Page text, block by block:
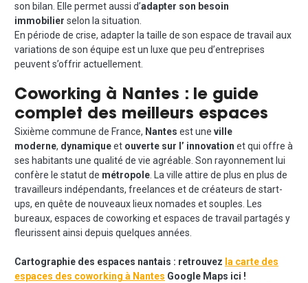
son bilan. Elle permet aussi d’adapter son besoin
immobilier selon la situation.
En période de crise, adapter la taille de son espace de travail aux
variations de son équipe est un luxe que peu d’entreprises
peuvent s’offrir actuellement.
Coworking à Nantes : le guide
complet des meilleurs espaces
Sixième commune de France, Nantes est une ville
moderne, dynamiqueet ouverte sur l’ innovation et qui offre à
ses habitants une qualité de vie agréable. Son rayonnement lui
confère le statut de métropole. La ville attire de plus en plus de
travailleurs indépendants, freelances et de créateurs de start-
ups, en quête de nouveaux lieux nomades et souples. Les
bureaux, espaces de coworking et espaces de travail partagés y
fleurissent ainsi depuis quelques années.
Cartographie des espaces nantais : retrouvez la carte des
espaces des coworking à Nantes Google Maps ici !